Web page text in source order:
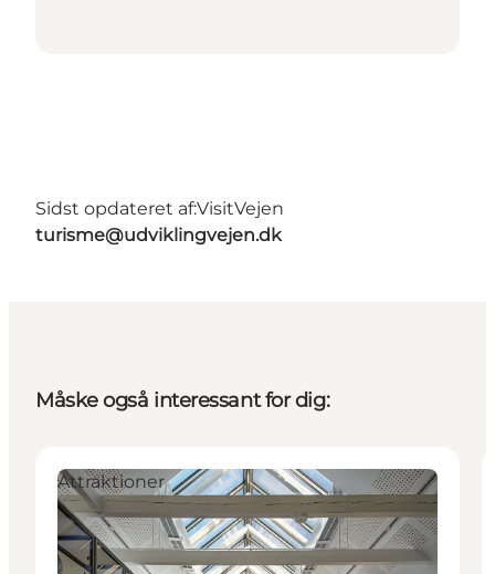
Sidst opdateret af:VisitVejen
turisme@udviklingvejen.dk
Måske også interessant for dig:
Attraktioner